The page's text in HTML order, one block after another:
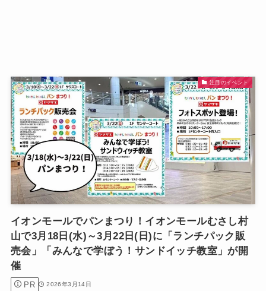
注目のイベント
イオンモールでパンまつり！イオンモールむさし村
山で3月18日(水)～3月22日(日)に「ランチパック販
売会」「みんなで学ぼう！サンドイッチ教室」が開
催
PR 2026年3月14日